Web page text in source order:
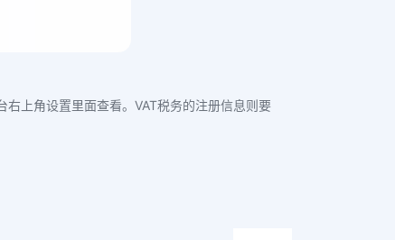
上角设置里面查看。VAT税务的注册信息则要